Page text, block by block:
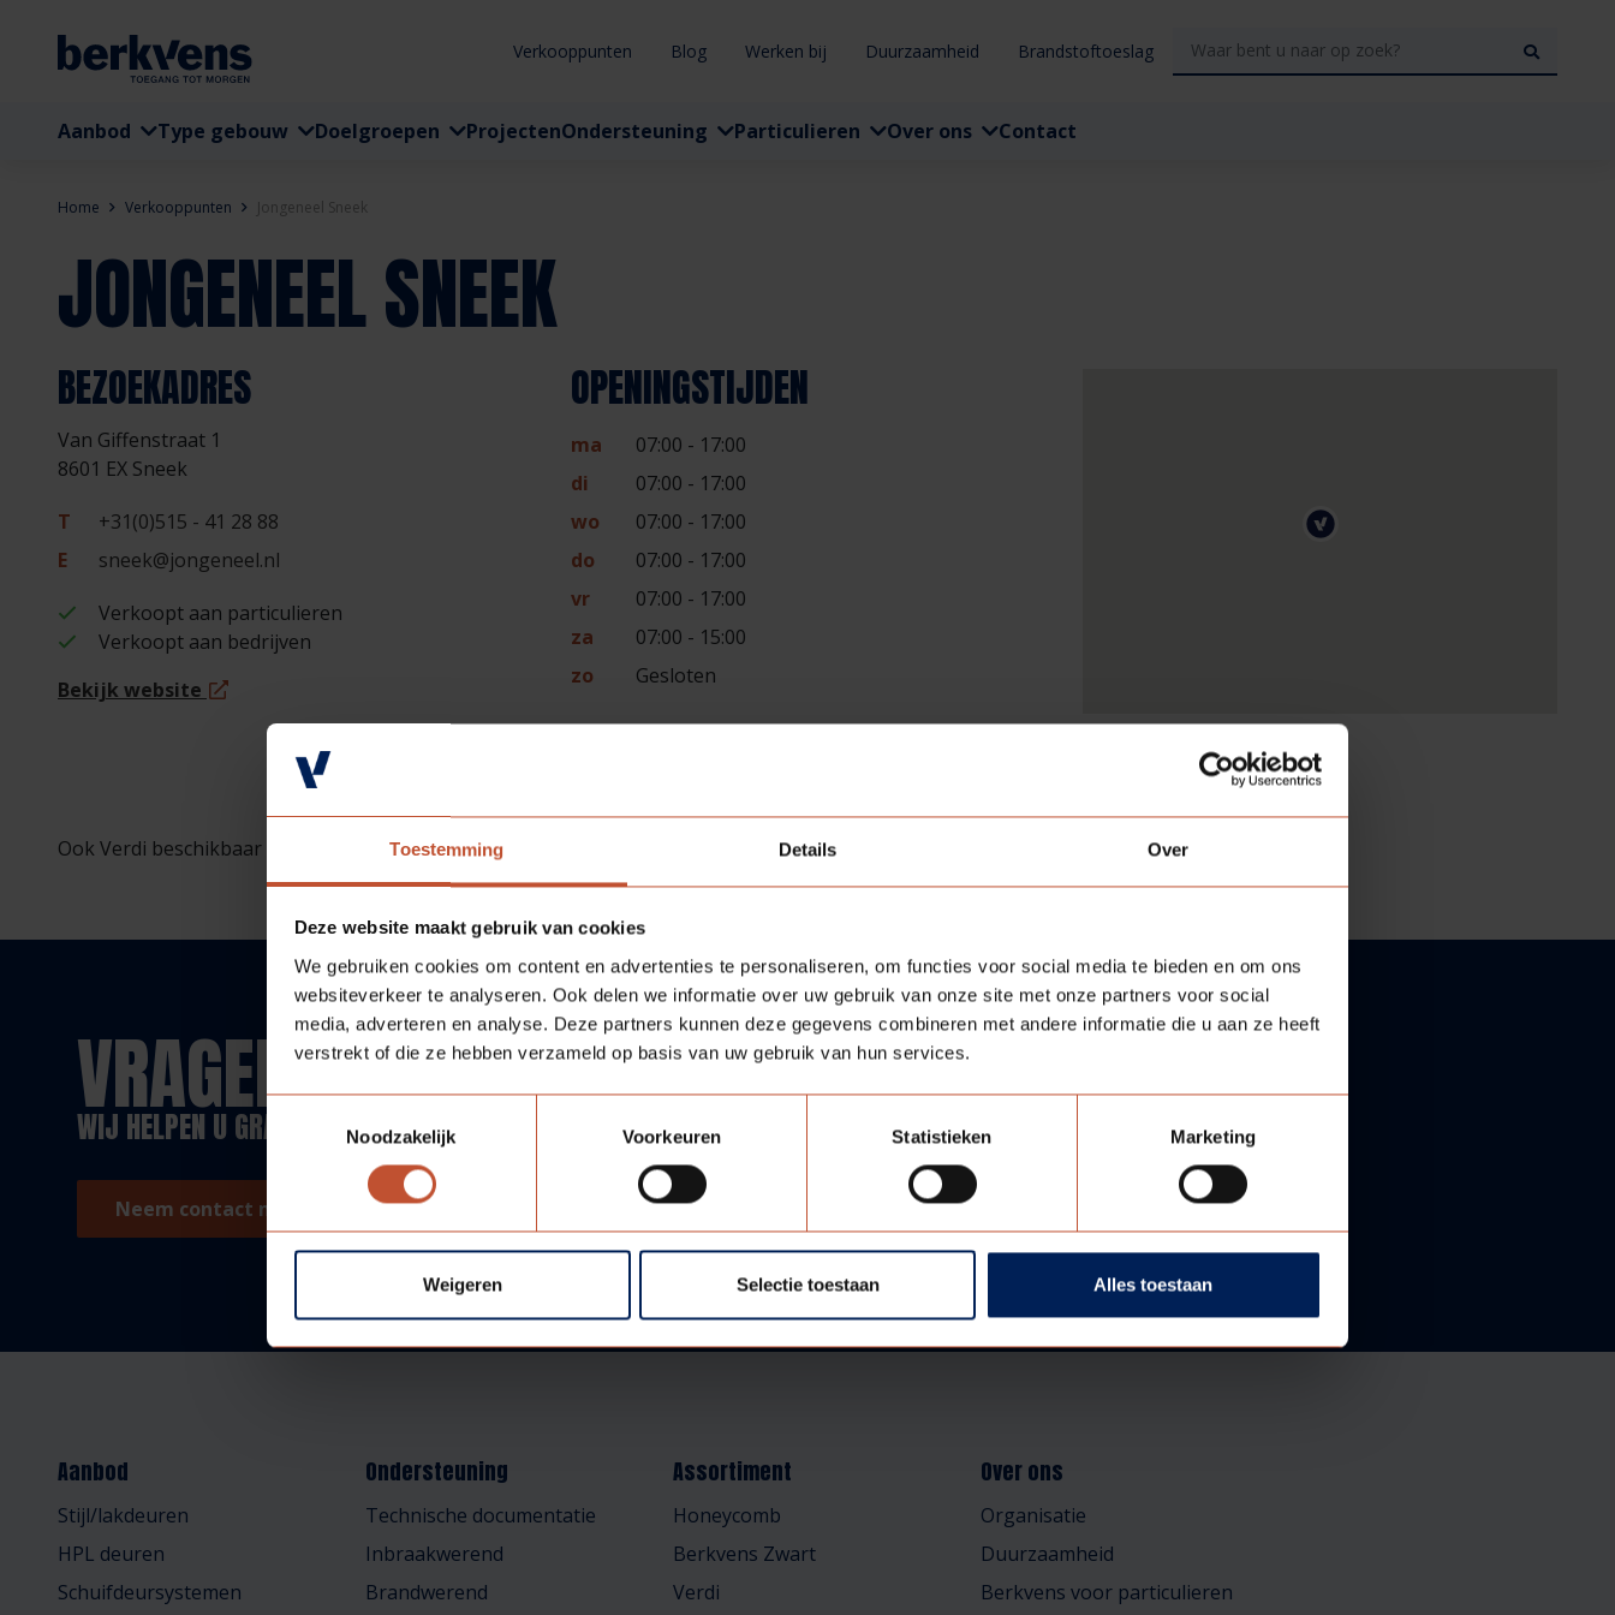
Toestemming Details Over
Deze website maakt gebruik van cookies
We gebruiken cookies om content en advertenties te personaliseren, om functies voor social media te bieden en om ons
websiteverkeer te analyseren. Ook delen we informatie over uw gebruik van onze site met onze partners voor social
media, adverteren en analyse. Deze partners kunnen deze gegevens combineren met andere informatie die u aan ze heeft
verstrekt of die ze hebben verzameld op basis van uw gebruik van hun services.
Toestemmingsselectie
Noodzakelijk
Voorkeuren Statistieken Marketing
Weigeren Selectie toestaan Alles toestaan
Verkooppunten Blog Werken bij Duurzaamheid Brandstoftoeslag
Aanbod Type gebouw Doelgroepen ProjectenOndersteuning Particulieren Over ons Contact
Home Verkooppunten Jongeneel Sneek
JONGENEEL SNEEK
BEZOEKADRES
Van Giffenstraat 1
8601 EX Sneek
T
+31(0)515 - 41 28 88
E
sneek@jongeneel.nl
Verkoopt aan particulieren
Verkoopt aan bedrijven
Bekijk website
OPENINGSTIJDEN
ma
07:00 - 17:00
di
07:00 - 17:00
wo
07:00 - 17:00
do
07:00 - 17:00
vr
07:00 - 17:00
za
07:00 - 15:00
zo
Gesloten
Ook Verdi beschikbaar bij deze vestiging (op bestelling).
VRAGEN?
WIJ HELPEN U GRAAG!
Neem contact met ons op!
Aanbod
Stijl/lakdeuren
HPL deuren
Schuifdeursystemen
Ondersteuning
Technische documentatie
Inbraakwerend
Brandwerend
Assortiment
Honeycomb
Berkvens Zwart
Verdi
Over ons
Organisatie
Duurzaamheid
Berkvens voor particulieren